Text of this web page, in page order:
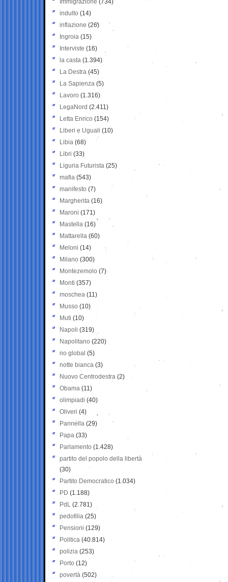
Immigrazione (734)
indulto (14)
inflazione (26)
Ingroia (15)
Interviste (16)
la casta (1.394)
La Destra (45)
La Sapienza (5)
Lavoro (1.316)
LegaNord (2.411)
Letta Enrico (154)
Liberi e Uguali (10)
Libia (68)
Libri (33)
Liguria Futurista (25)
mafia (543)
manifesto (7)
Margherita (16)
Maroni (171)
Mastella (16)
Mattarella (60)
Meloni (14)
Milano (300)
Montezemolo (7)
Monti (357)
moschea (11)
Musso (10)
Muti (10)
Napoli (319)
Napolitano (220)
no global (5)
notte bianca (3)
Nuovo Centrodestra (2)
Obama (11)
olimpiadi (40)
Oliveri (4)
Pannella (29)
Papa (33)
Parlamento (1.428)
partito del popolo della libertà
(30)
Partito Democratico (1.034)
PD (1.188)
PdL (2.781)
pedofilia (25)
Pensioni (129)
Politica (40.814)
polizia (253)
Porto (12)
povertà (502)